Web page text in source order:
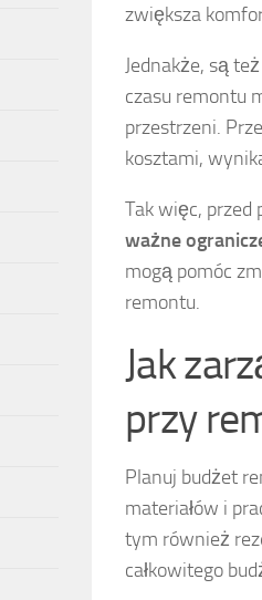
zwiększa
Jednakże, są
czasu remontu
przestrzeni.
kosztami,
Tak więc, przed
ważne
mogą pomóc
remontu.
Jak
przy
Planuj budżet
materiałów i
tym również
całkowitego